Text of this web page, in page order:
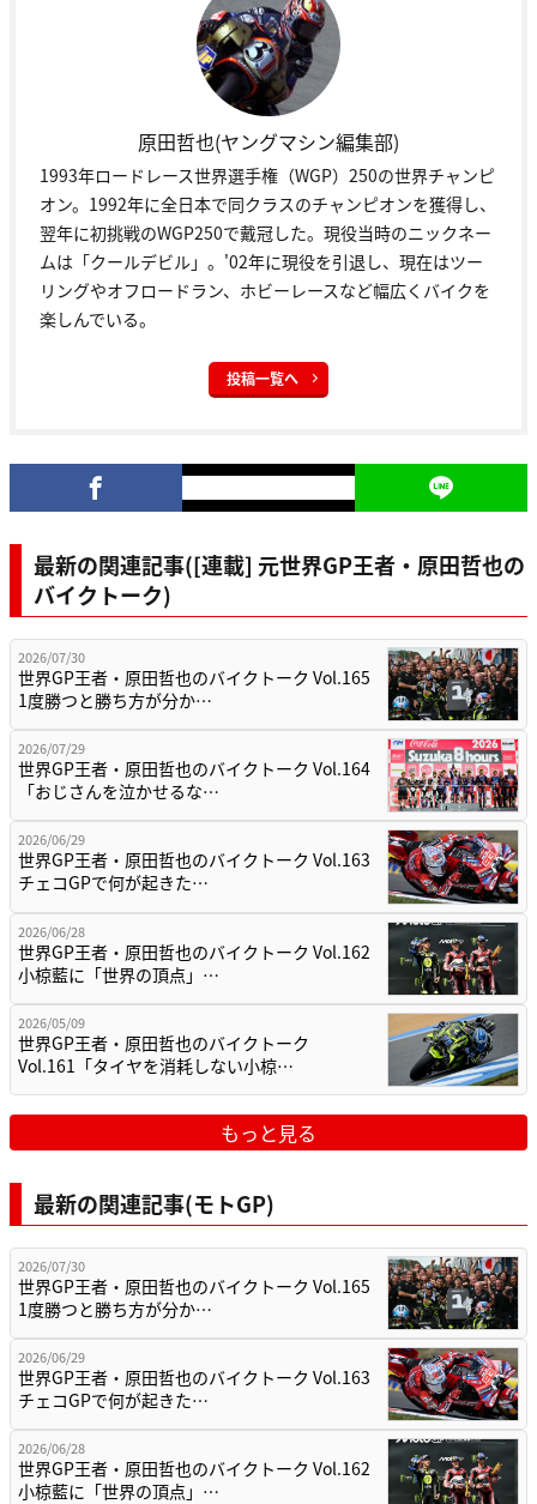
原田哲也(ヤングマシン編集部)
1993年ロードレース世界選手権（WGP）250の世界チャンピ
オン。1992年に全日本で同クラスのチャンピオンを獲得し、
翌年に初挑戦のWGP250で戴冠した。現役当時のニックネー
ムは「クールデビル」。'02年に現役を引退し、現在はツー
リングやオフロードラン、ホビーレースなど幅広くバイクを
楽しんでいる。
投稿一覧へ
最新の関連記事([連載] 元世界GP王者・原田哲也の
バイクトーク)
2026/07/30
世界GP王者・原田哲也のバイクトーク Vol.165
1度勝つと勝ち方が分か…
2026/07/29
世界GP王者・原田哲也のバイクトーク Vol.164
「おじさんを泣かせるな…
2026/06/29
世界GP王者・原田哲也のバイクトーク Vol.163
チェコGPで何が起きた…
2026/06/28
世界GP王者・原田哲也のバイクトーク Vol.162
小椋藍に「世界の頂点」…
2026/05/09
世界GP王者・原田哲也のバイクトーク
Vol.161「タイヤを消耗しない小椋…
もっと見る
最新の関連記事(モトGP)
2026/07/30
世界GP王者・原田哲也のバイクトーク Vol.165
1度勝つと勝ち方が分か…
2026/06/29
世界GP王者・原田哲也のバイクトーク Vol.163
チェコGPで何が起きた…
2026/06/28
世界GP王者・原田哲也のバイクトーク Vol.162
小椋藍に「世界の頂点」…